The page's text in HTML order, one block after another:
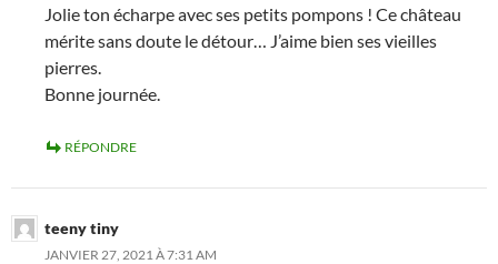
Jolie ton écharpe avec ses petits pompons ! Ce château
mérite sans doute le détour… J’aime bien ses vieilles
pierres.
Bonne journée.
RÉPONDRE
teeny tiny
JANVIER 27, 2021 À 7:31 AM